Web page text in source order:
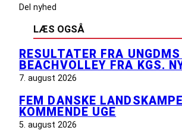
Del nyhed
LÆS OGSÅ
RESULTATER FRA UNGDMS
BEACHVOLLEY FRA KGS.
7. august 2026
FEM DANSKE
KOMMENDE UGE
5. august 2026